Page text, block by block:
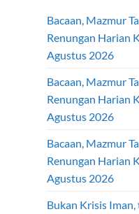
Bacaan, Mazmur
Renungan Harian
Agustus 2026
Bacaan, Mazmur
Renungan Harian
Agustus 2026
Bacaan, Mazmur
Renungan Harian
Agustus 2026
Bukan Krisis